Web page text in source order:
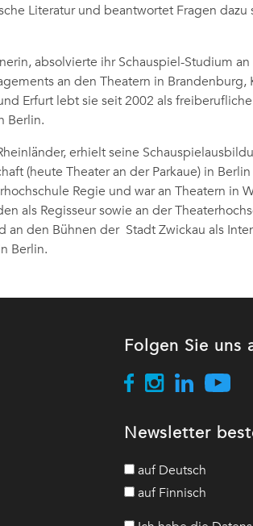
Literatur und beantwortet Fragen dazu
absolvierte ihr Schauspiel-Studium
an den Theatern in Brandenburg,
Erfurt lebt sie seit 2002 als
Berlin.
erhielt seine
(heute Theater an der Parkaue) in
Regie und war an Theatern in
als Regisseur sowie an der
an den Bühnen der Stadt Zwickau als
Berlin.
Folgen Sie uns
Newsletter
auf Deutsch
auf Finnisch